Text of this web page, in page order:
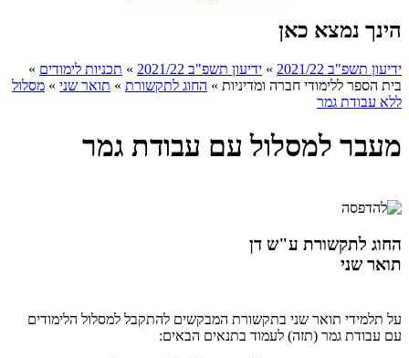
הינך נמצא כאן
ידיעון תשפ"ב 2021/22 » ידיעון תשפ"ב 2021/22 » תכניות לימודים »
בית הספר ללימודי חברה ומדיניות » החוג לתקשורת » תואר שני » מסלול
ללא עבודת גמר
מעבר למסלול עם עבודת גמר
החוג לתקשורת ע"ש דן
תואר שני
על תלמידי תואר שני בתקשורת המבקשים להתקבל למסלול הלימודים
עם עבודת גמר (תזה) לעמוד בתנאים הבאים: